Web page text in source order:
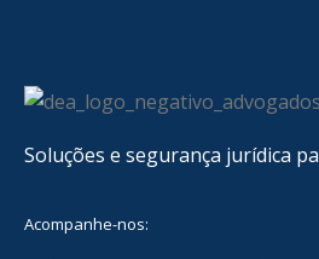
Soluções e segurança jurídica
Acompanhe-nos: